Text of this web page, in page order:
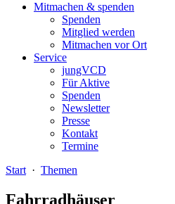
Mitmachen & spenden
Spenden
Mitglied werden
Mitmachen vor Ort
Service
jungVCD
Für Aktive
Spenden
Newsletter
Presse
Kontakt
Termine
Start · Themen
Fahrradhäuser